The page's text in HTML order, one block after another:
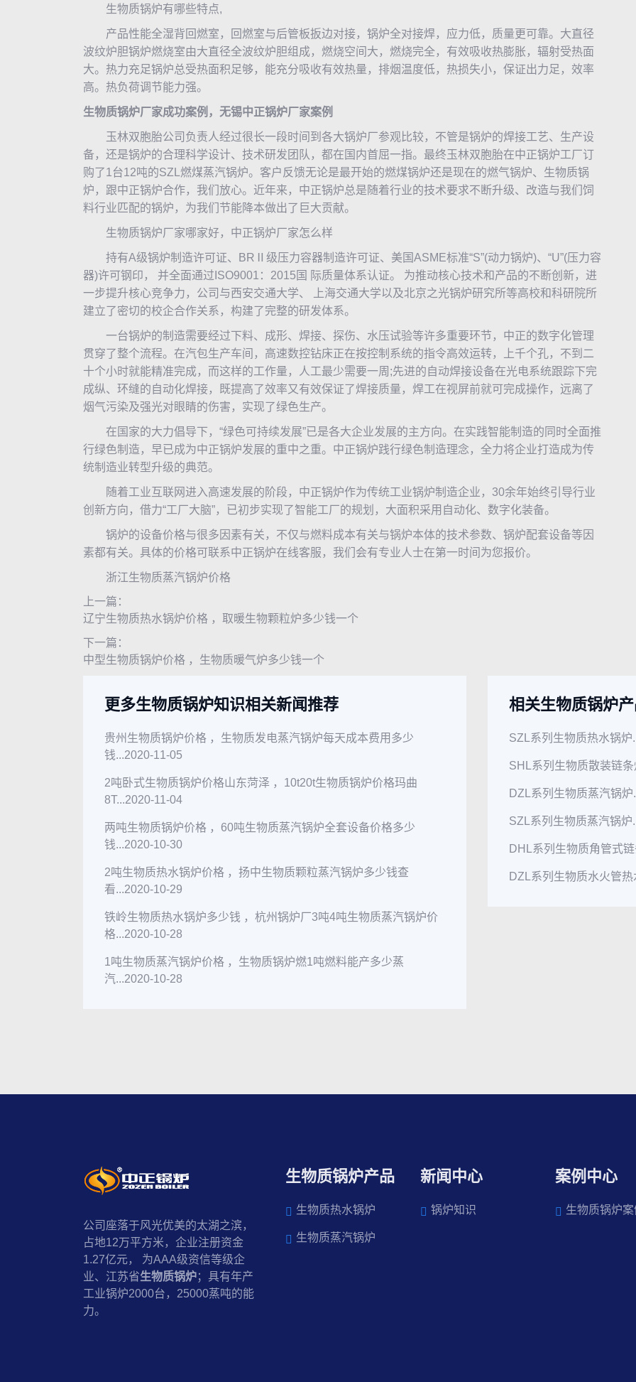
生物质锅炉有哪些特点,
产品性能全湿背回燃室，回燃室与后管板扳边对接，锅炉全对接焊，应力低，质量更可靠。大直径
波纹炉胆锅炉燃烧室由大直径全波纹炉胆组成，燃烧空间大，燃烧完全，有效吸收热膨胀，辐射受热面
大。热力充足锅炉总受热面积足够，能充分吸收有效热量，排烟温度低，热损失小，保证出力足，效率
高。热负荷调节能力强。
生物质锅炉厂家成功案例，无锡中正锅炉厂家案例
玉林双胞胎公司负责人经过很长一段时间到各大锅炉厂参观比较，不管是锅炉的焊接工艺、生产设
备，还是锅炉的合理科学设计、技术研发团队，都在国内首屈一指。最终玉林双胞胎在中正锅炉工厂订
购了1台12吨的SZL燃煤蒸汽锅炉。客户反馈无论是最开始的燃煤锅炉还是现在的燃气锅炉、生物质锅
炉，跟中正锅炉合作，我们放心。近年来，中正锅炉总是随着行业的技术要求不断升级、改造与我们饲
料行业匹配的锅炉，为我们节能降本做出了巨大贡献。
生物质锅炉厂家哪家好，中正锅炉厂家怎么样
持有A级锅炉制造许可证、BRⅡ级压力容器制造许可证、美国ASME标准“S”(动力锅炉)、“U”(压力容
器)许可钢印， 并全面通过ISO9001：2015国 际质量体系认证。 为推动核心技术和产品的不断创新，进
一步提升核心竞争力，公司与西安交通大学、 上海交通大学以及北京之光锅炉研究所等高校和科研院所
建立了密切的校企合作关系，构建了完整的研发体系。
一台锅炉的制造需要经过下料、成形、焊接、探伤、水压试验等许多重要环节，中正的数字化管理
贯穿了整个流程。在汽包生产车间，高速数控钻床正在按控制系统的指令高效运转，上千个孔，不到二
十个小时就能精准完成，而这样的工作量，人工最少需要一周;先进的自动焊接设备在光电系统跟踪下完
成纵、环缝的自动化焊接，既提高了效率又有效保证了焊接质量，焊工在视屏前就可完成操作，远离了
烟气污染及强光对眼睛的伤害，实现了绿色生产。
在国家的大力倡导下，“绿色可持续发展”已是各大企业发展的主方向。在实践智能制造的同时全面推
行绿色制造，早已成为中正锅炉发展的重中之重。中正锅炉践行绿色制造理念，全力将企业打造成为传
统制造业转型升级的典范。
随着工业互联网进入高速发展的阶段，中正锅炉作为传统工业锅炉制造企业，30余年始终引导行业
创新方向，借力“工厂大脑”，已初步实现了智能工厂的规划，大面积采用自动化、数字化装备。
锅炉的设备价格与很多因素有关，不仅与燃料成本有关与锅炉本体的技术参数、锅炉配套设备等因
素都有关。具体的价格可联系中正锅炉在线客服，我们会有专业人士在第一时间为您报价。
浙江生物质蒸汽锅炉价格
上一篇：
辽宁生物质热水锅炉价格 ，取暖生物颗粒炉多少钱一个
下一篇：
中型生物质锅炉价格 ，生物质暖气炉多少钱一个
更多生物质锅炉知识相关新闻推荐
贵州生物质锅炉价格 ，生物质发电蒸汽锅炉每天成本费用多少
钱...2020-11-05
2吨卧式生物质锅炉价格山东菏泽 ，10t20t生物质锅炉价格玛曲
8T...2020-11-04
两吨生物质锅炉价格 ，60吨生物质蒸汽锅炉全套设备价格多少
钱...2020-10-30
2吨生物质热水锅炉价格 ，扬中生物质颗粒蒸汽锅炉多少钱查
看...2020-10-29
铁岭生物质热水锅炉多少钱 ，杭州锅炉厂3吨4吨生物质蒸汽锅炉价
格...2020-10-28
1吨生物质蒸汽锅炉价格 ，生物质锅炉燃1吨燃料能产多少蒸
汽...2020-10-28
相关生物质锅炉
SZL系列生物质热水锅炉
SHL系列生物质散装链
DZL系列生物质蒸汽锅炉
SZL系列生物质蒸汽锅炉
DHL系列生物质角管式
DZL系列生物质水火管热
公司座落于风光优美的太湖之滨，
占地12万平方米，企业注册资金
1.27亿元， 为AAA级资信等级企
业、江苏省生物质锅炉；具有年产
工业锅炉2000台，25000蒸吨的能
力。
生物质锅炉产品
生物质热水锅炉
生物质蒸汽锅炉
新闻中心
锅炉知识
案例中心
生物质锅炉案